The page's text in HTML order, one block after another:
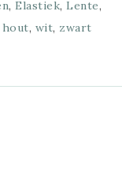
,Elastiek,Lente,
hout, wit, zwart